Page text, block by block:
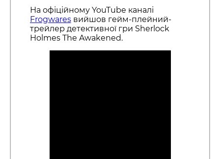
На офіційному YouTube каналі
Frogwaresвийшов гейм-плейний-
трейлер детективної гри Sherlock
Holmes The Awakened.